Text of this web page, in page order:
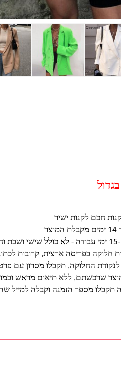
חכם לקנות ישיר
חלוקה בפריסה ארצית, קרובות
החלוקה, תקבלו מסרון עם
שרכשתם, ללא תיאום מראש
מספר הזמנה וקבלה למייל